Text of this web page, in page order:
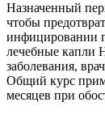
Назначенный
чтобы
инфицировании
лечебные капли
заболевания,
Общий курс
месяцев при